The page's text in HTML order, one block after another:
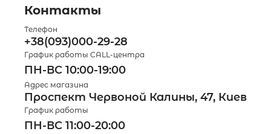
Контакты
Телефон
+38(093)000-29-28
График работы CALL-центра
ПН-ВС 10:00-19:00
Адрес магазина
Проспект Червоной Калины, 47, Киев
График работы
ПН-ВС 11:00-20:00